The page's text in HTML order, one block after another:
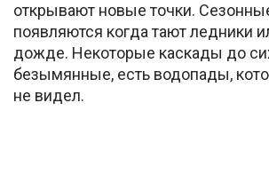
открывают новые точки.
появляются когда тают ледники
дожде. Некоторые каскады до
безымянные, есть водопады,
не видел.